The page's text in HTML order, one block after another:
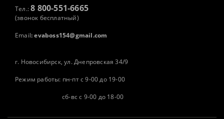
Тел.:8 800-551-6665
(звонок бесплатный)
Email: evaboss154@gmail.com
г. Новосибирск, ул. Днепровская 34/9
Режим работы: пн-пт с 9-00 до 19-00
сб-вс с 9-00 до 18-00